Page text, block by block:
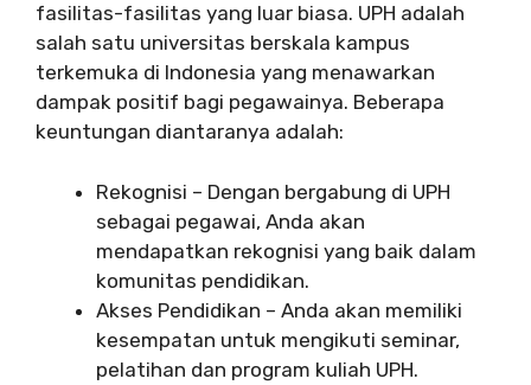
fasilitas-fasilitas yang luar biasa. UPH adalah
salah satu universitas berskala kampus
terkemuka di Indonesia yang menawarkan
dampak positif bagi pegawainya. Beberapa
keuntungan diantaranya adalah:
Rekognisi – Dengan bergabung di UPH
sebagai pegawai, Anda akan
mendapatkan rekognisi yang baik dalam
komunitas pendidikan.
Akses Pendidikan – Anda akan memiliki
kesempatan untuk mengikuti seminar,
pelatihan dan program kuliah UPH.